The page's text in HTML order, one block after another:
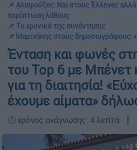
📌 Αλαφούζος: Ναι στους Έλληνες
περίπτωση λάθους
📌 Το χρονικό της συνάντησης
📌 Μαρινάκης στους δημοσιογράφους:
Ένταση και φωνές
του Top 6 με Μπένετ
για τη διαιτησία!
έχουμε αίματα»
🕛 χρόνος ανάγνωσης: 4 λεπτά ┋